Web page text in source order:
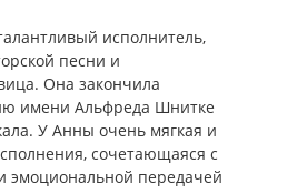
исполнитель,
песни и
Она закончила
имени Альфреда Шнитке
У Анны очень мягкая и
сочетающаяся с
эмоциональной передачей